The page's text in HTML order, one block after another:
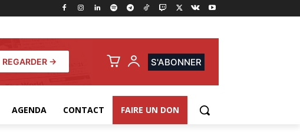
REGARDER → S'ABONNER
AGENDA CONTACT FAIRE UN DON